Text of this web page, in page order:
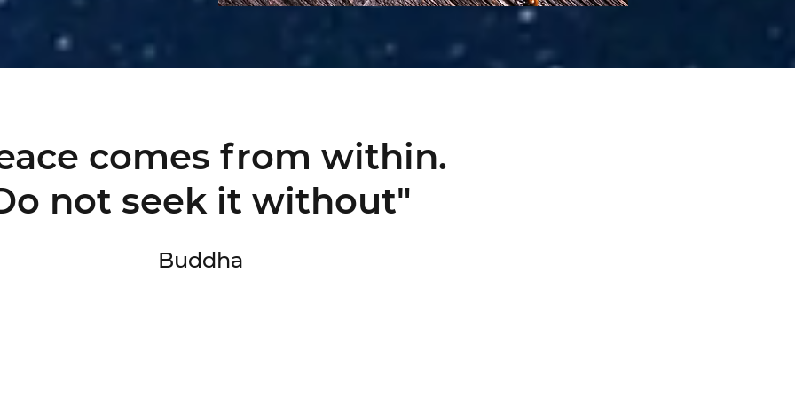
comes from within.
not seek it without"
Buddha